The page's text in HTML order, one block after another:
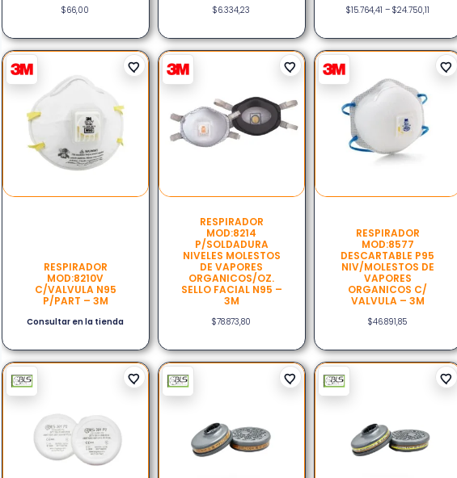
$66,00 $6.334,23 $15.764,41 – $24.750,11
RESPIRADOR
MOD:8210V
C/VALVULA N95
P/PART – 3M
Consultar en la tienda
RESPIRADOR
MOD:8214
P/SOLDADURA
NIVELES MOLESTOS
DE VAPORES
ORGANICOS/OZ.
SELLO FACIAL N95 –
3M
$78.873,80
RESPIRADOR
MOD:8577
DESCARTABLE P95
NIV/MOLESTOS DE
VAPORES
ORGANICOS C/
VALVULA – 3M
$46.891,85